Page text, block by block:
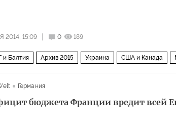
2014, 15:09 0 189
и Балтия Архив 2015 Украина США и Канада
Германия
бюджета Франции вредит всей